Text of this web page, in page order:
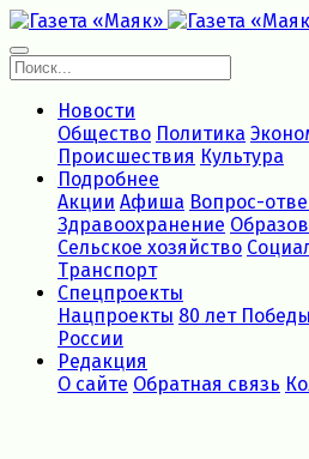
Новости
Общество Политика
Происшествия Культура
Подробнее
Акции Афиша Вопрос-
Здравоохранение
Сельское хозяйство
Транспорт
Спецпроекты
Нацпроекты 80 лет Победы
России
Редакция
О сайте Обратная связь